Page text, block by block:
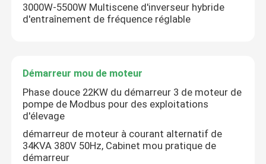
3000W-5500W Multiscene d'inverseur hybride
d'entraînement de fréquence réglable
Démarreur mou de moteur
Phase douce 22KW du démarreur 3 de moteur de
pompe de Modbus pour des exploitations
d'élevage
démarreur de moteur à courant alternatif de
34KVA 380V 50Hz, Cabinet mou pratique de
démarreur